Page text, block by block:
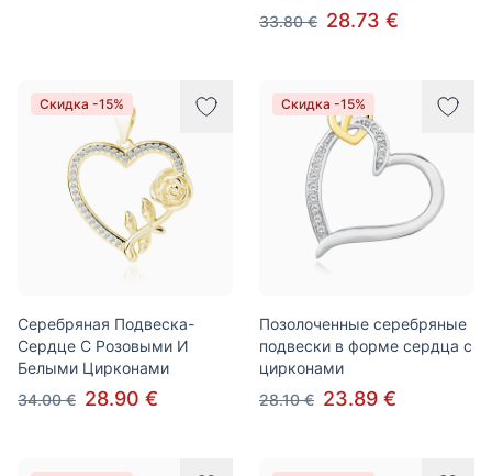
33.80 € 28.73 €
Скидка -15%
Серебряная Подвеска-
Сердце С Розовыми И
Белыми Цирконами
34.00 € 28.90 €
Скидка -15%
Позолоченные серебряные
подвески в форме сердца с
цирконами
28.10 € 23.89 €